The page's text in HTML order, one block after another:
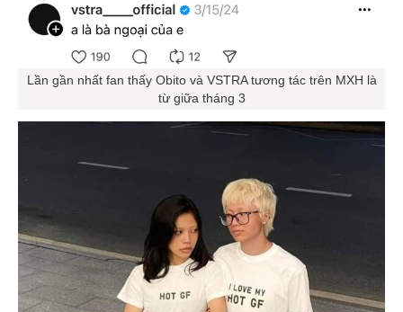
Lần gần nhất fan thấy Obito và VSTRA tương tác trên MXH là
từ giữa tháng 3